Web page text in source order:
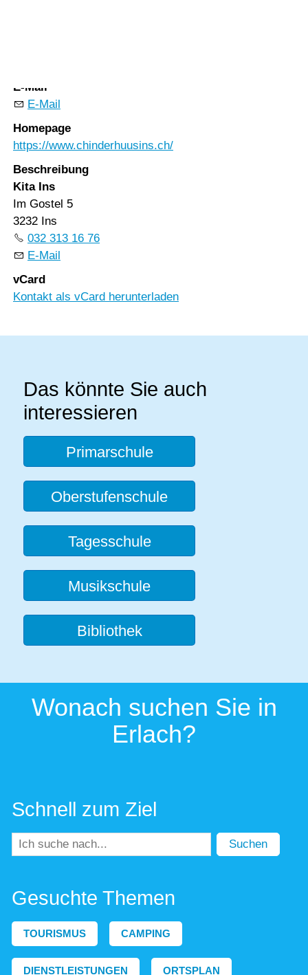
E-Mail
E-Mail
Homepage
https://www.chinderhuusins.ch/
Beschreibung
Kita Ins
Im Gostel 5
3232 Ins
032 313 16 76
E-Mail
vCard
Kontakt als vCard herunterladen
Das könnte Sie auch
interessieren
Primarschule
Oberstufenschule
Tagesschule
Musikschule
Bibliothek
Wonach suchen Sie in
Erlach?
Schnell zum Ziel
Suchen
Gesuchte Themen
TOURISMUS CAMPING
DIENSTLEISTUNGEN ORTSPLAN